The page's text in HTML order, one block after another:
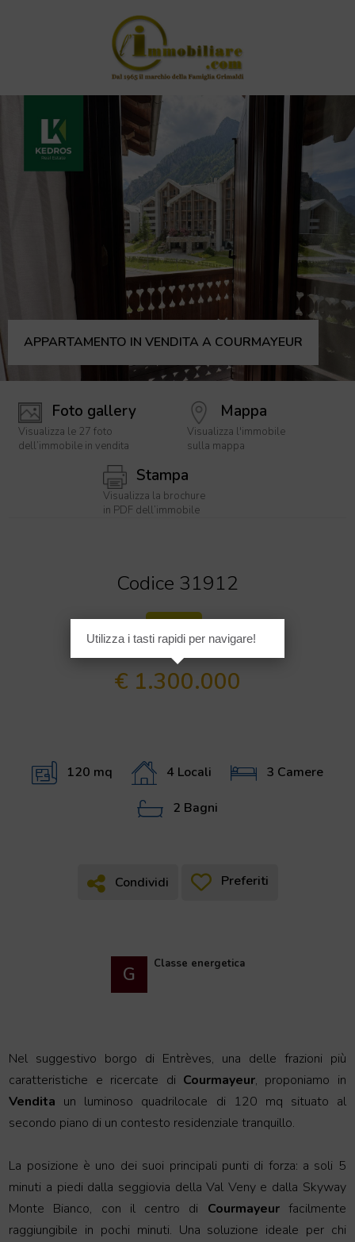
APPARTAMENTO IN VENDITA A COURMAYEUR
Foto gallery
Visualizza le 27 foto
dell’immobile in vendita
Mappa
Visualizza l'immobile
sulla mappa
Stampa
Visualizza la brochure
in PDF dell’immobile
Codice 31912
€ 1.300.000
120 mq 4 Locali 3 Camere
2 Bagni
Condividi
Condividi Preferiti
G Classe energetica
Nel suggestivo borgo di Entrèves, una delle frazioni più
caratteristiche e ricercate di Courmayeur, proponiamo in
Vendita un luminoso quadrilocale di 120 mq situato al
secondo piano di un contesto residenziale tranquillo.
La posizione è uno dei suoi principali punti di forza: a soli 5
minuti a piedi dalla seggiovia della Val Veny e dalla Skyway
Monte Bianco, con il centro di Courmayeurfacilmente
raggiungibile in pochi minuti. Una soluzione ideale per chi
Utilizza i tasti rapidi per navigare!